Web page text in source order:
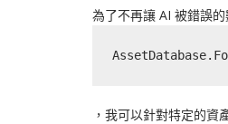
為了不再讓 AI 被錯誤
，我可以針對特定的